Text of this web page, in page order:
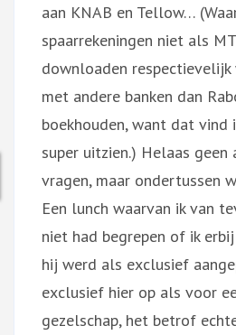
aan KNAB en Tellow…
spaarrekeningen niet als
downloaden respectievelijk
met andere banken dan
boekhouden, want dat vind
super uitzien.) Helaas
vragen, maar ondertussen
Een lunch waarvan ik van
niet had begrepen of ik
hij werd als exclusief
exclusief hier op als voor
gezelschap, het betrof